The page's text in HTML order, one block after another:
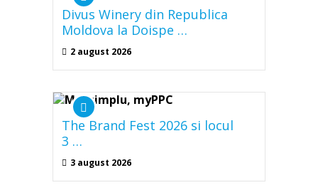
Divus Winery din Republica
Moldova la Doispe …
2 august 2026
The Brand Fest 2026 si locul
3 …
3 august 2026